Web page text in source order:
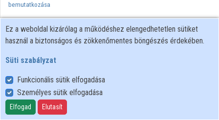
bemutatkozása
Felhasználói szabályzat
Adatkezelési tájékoztató
Süti szabályzat
Ez a weboldal kizárólag a működéshez elengedhetetlen sütiket
használ a biztonságos és zökkenőmentes böngészés érdekében.
Süti szabályzat
Funkcionális sütik elfogadása
Személyes sütik elfogadása
Elfogad Elutasít